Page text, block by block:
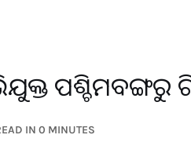
ପଶ୍ଚିମବଙ୍ଗରୁ
IN 0 MINUTES